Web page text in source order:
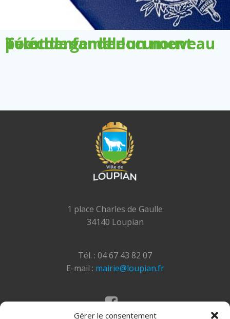
Gérer le consentement
Télécharger le document pour demander un nouveau livret de famille
1 place Charles de Gaulle
34140 Loupian
Tél. : 04 67 43 82 07
E-mail : mairie@loupian.fr